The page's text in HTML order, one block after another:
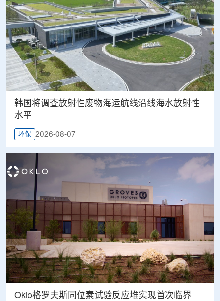
韩国将调查放射性废物海运航线沿线海水放射性
水平
环保 2026-08-07
Oklo格罗夫斯同位素试验反应堆实现首次临界